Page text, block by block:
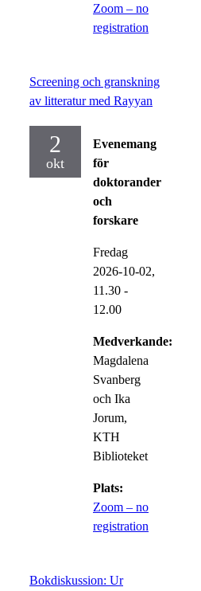
Zoom – no
registration
Screening och granskning
av litteratur med Rayyan
2
okt
Evenemang
för
doktorander
och
forskare
Fredag
2026-10-02,
11.30 -
12.00
Medverkande:
Magdalena
Svanberg
och Ika
Jorum,
KTH
Biblioteket
Plats:
Zoom – no
registration
Bokdiskussion: Ur